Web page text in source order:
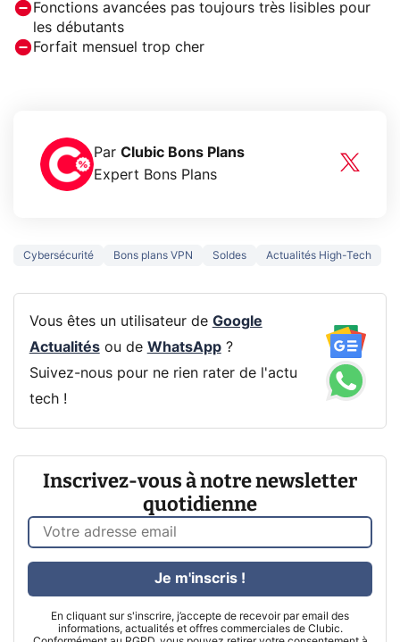
Fonctions avancées pas toujours très lisibles pour
les débutants
Forfait mensuel trop cher
Par Clubic Bons Plans
Expert Bons Plans
Cybersécurité Bons plans VPN Soldes Actualités High-Tech
Vous êtes un utilisateur de Google
Actualitésou de WhatsApp?
Suivez-nous pour ne rien rater de l'actu
tech !
Inscrivez-vous à notre newsletter
quotidienne
En cliquant sur s'inscrire, j’accepte de recevoir par email des
informations, actualités et offres commerciales de Clubic.
Je m'inscris !